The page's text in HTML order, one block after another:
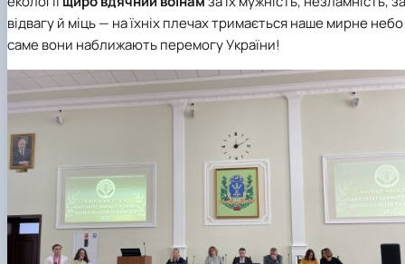
відвагу й міць — на їхніх плечах тримається наше мирне небо
саме вони наближають перемогу України!